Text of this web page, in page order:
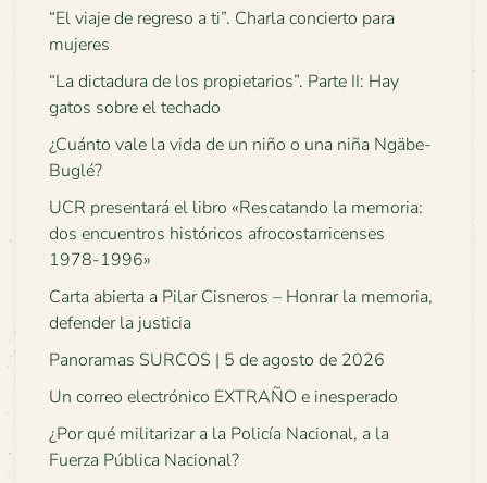
“El viaje de regreso a ti”. Charla concierto para
mujeres
“La dictadura de los propietarios”. Parte II: Hay
gatos sobre el techado
¿Cuánto vale la vida de un niño o una niña Ngäbe-
Buglé?
UCR presentará el libro «Rescatando la memoria:
dos encuentros históricos afrocostarricenses
1978-1996»
Carta abierta a Pilar Cisneros – Honrar la memoria,
defender la justicia
Panoramas SURCOS | 5 de agosto de 2026
Un correo electrónico EXTRAÑO e inesperado
¿Por qué militarizar a la Policía Nacional, a la
Fuerza Pública Nacional?